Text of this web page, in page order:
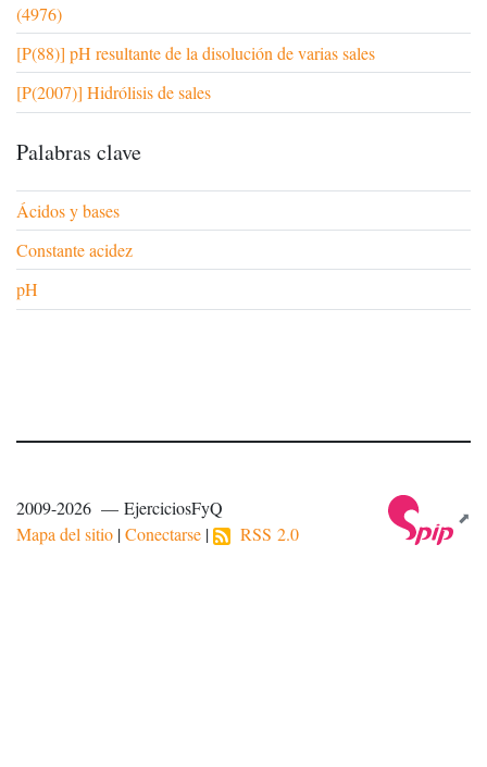
(4976)
[P(88)] pH resultante de la disolución de varias sales
[P(2007)] Hidrólisis de sales
Palabras clave
Ácidos y bases
Constante acidez
pH
2009-2026 — EjerciciosFyQ
Mapa del sitio |Conectarse | RSS 2.0